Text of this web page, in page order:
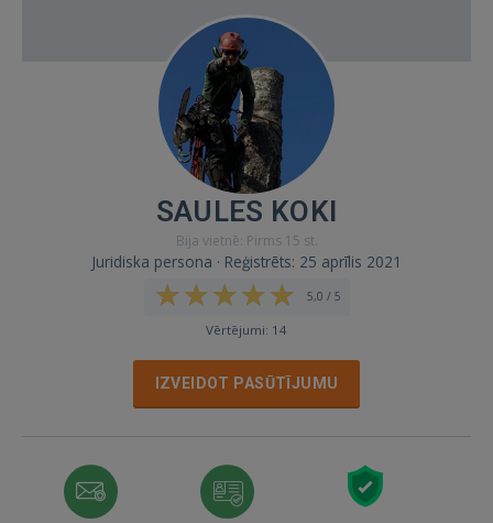
SAULES KOKI
Bija vietnē: Pirms 15 st.
Juridiska persona · Reģistrēts: 25 aprīlis 2021
5,0 / 5
Vērtējumi: 14
IZVEIDOT PASŪTĪJUMU